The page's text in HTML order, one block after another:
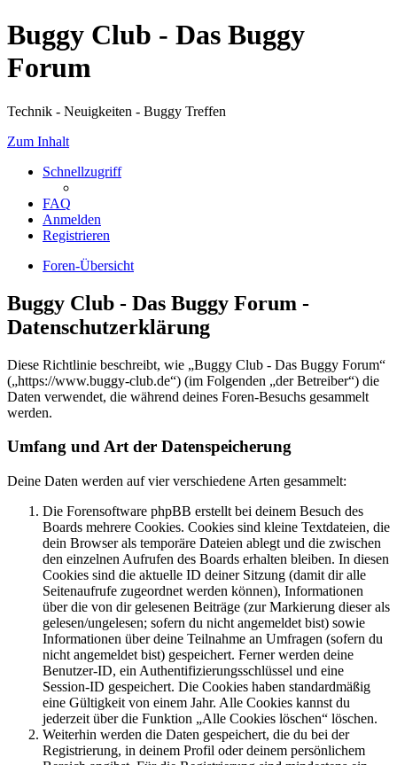
Buggy Club - Das Buggy
Forum
Technik - Neuigkeiten - Buggy Treffen
Zum Inhalt
Schnellzugriff
FAQ
Anmelden
Registrieren
Foren-Übersicht
Buggy Club - Das Buggy Forum -
Datenschutzerklärung
Diese Richtlinie beschreibt, wie „Buggy Club - Das Buggy Forum“
(„https://www.buggy-club.de“) (im Folgenden „der Betreiber“) die
Daten verwendet, die während deines Foren-Besuchs gesammelt
werden.
Umfang und Art der Datenspeicherung
Deine Daten werden auf vier verschiedene Arten gesammelt:
Die Forensoftware phpBB erstellt bei deinem Besuch des
Boards mehrere Cookies. Cookies sind kleine Textdateien, die
dein Browser als temporäre Dateien ablegt und die zwischen
den einzelnen Aufrufen des Boards erhalten bleiben. In diesen
Cookies sind die aktuelle ID deiner Sitzung (damit dir alle
Seitenaufrufe zugeordnet werden können), Informationen
über die von dir gelesenen Beiträge (zur Markierung dieser als
gelesen/ungelesen; sofern du nicht angemeldet bist) sowie
Informationen über deine Teilnahme an Umfragen (sofern du
nicht angemeldet bist) gespeichert. Ferner werden deine
Benutzer-ID, ein Authentifizierungsschlüssel und eine
Session-ID gespeichert. Die Cookies haben standardmäßig
eine Gültigkeit von einem Jahr. Alle Cookies kannst du
jederzeit über die Funktion „Alle Cookies löschen“ löschen.
Weiterhin werden die Daten gespeichert, die du bei der
Registrierung, in deinem Profil oder deinem persönlichem